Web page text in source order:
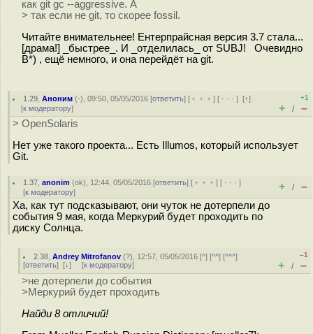
как git gc --aggressive. А
> так если не git, то скорее fossil.
Читайте внимательнее! Ентерпрайсная версия 3.7 стала...
[драма!] _быстрее_. И _отделилась_ от SUBJ! Очевидно
B*) , ещё немного, и она перейдёт на git.
1.29 ,Аноним (-), 09:50, 05/05/2016 [ответить] [ ﹢﹢﹢] [ · · ·][↑]
[к модератору]
+1
+ / –
> OpenSolaris
Нет уже такого проекта... Есть Illumos, который использует
Git.
1.37 ,anonim (ok), 12:44, 05/05/2016 [ответить] [ ﹢﹢﹢] [ · · ·]
[к модератору] + / –
Ха, как тут подсказывают, они чуток не дотерпели до
события 9 мая, когда Меркурий будет проходить по
диску Солнца.
2.38 ,Andrey Mitrofanov (?), 12:57, 05/05/2016 [^] [^^] [^^^]
[ответить] [↓] [к модератору]
–1
+ / –
>не дотерпели до события
>Меркурий будет проходить
Найди 8 отличий!